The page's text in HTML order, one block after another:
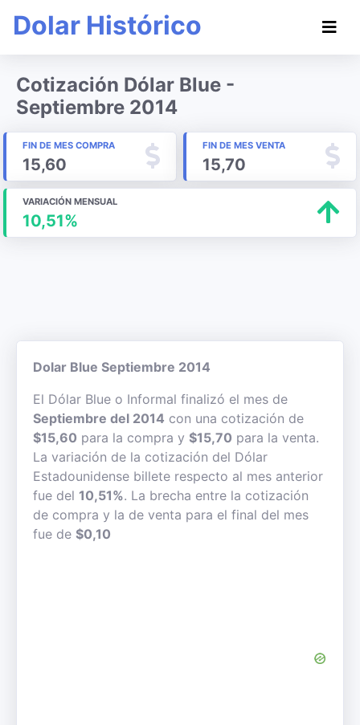
Dolar Histórico
Cotización Dólar Blue -
Septiembre 2014
FIN DE MES COMPRA
15,60
FIN DE MES VENTA
15,70
VARIACIÓN MENSUAL
10,51%
Dolar Blue Septiembre 2014
El Dólar Blue o Informal finalizó el mes de
Septiembre del 2014 con una cotización de
$15,60 para la compra y $15,70 para la venta.
La variación de la cotización del Dólar
Estadounidense billete respecto al mes anterior
fue del 10,51%. La brecha entre la cotización
de compra y la de venta para el final del mes
fue de $0,10